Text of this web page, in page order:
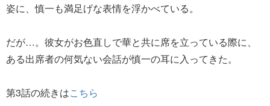
姿に、慎一も満足げな表情を浮かべている。
だが…。彼女がお色直しで華と共に席を立っている際に、
ある出席者の何気ない会話が慎一の耳に入ってきた。
第3話の続きはこちら